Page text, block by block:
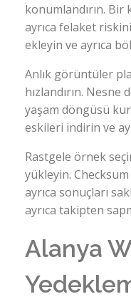
konumlandırın. Bir
ayrıca felaket
ekleyin ve ayrıca
Anlık görüntüler
hızlandırın. Nesne
yaşam döngüsü
eskileri indirin ve
Rastgele örnek
yükleyin.
ayrıca sonuçları
ayrıca takipten
Alanya